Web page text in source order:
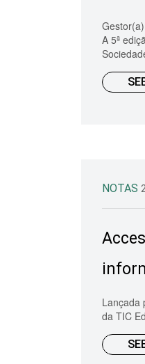
A 5ª
NOTAS
Lançada
da TIC